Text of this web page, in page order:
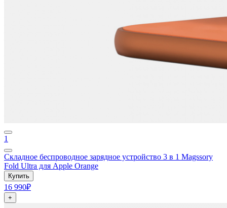
1
Складное беспроводное зарядное устройство 3 в 1 Magssory
Fold Ultra для Apple Orange
Купить
16 990₽
+